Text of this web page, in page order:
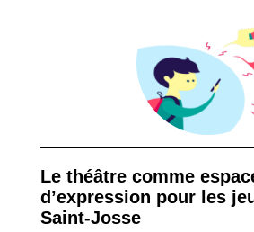
Le théâtre comme
d’expression pour les
Saint-Josse